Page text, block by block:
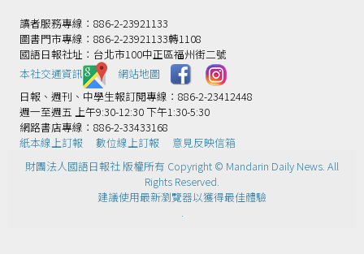
讀者服務專線：886-2-23921133
圖書門市專線：886-2-23921133轉1108
國語日報社址：台北市100中正區福州街二號
本社交通資訊️
網站地圖
日報、週刊、中學生報訂閱專線：886-2-23412448
週一至週五 上午9:30-12:30 下午1:30-5:30
網路書店專線：886-2-33433168
紙本線上訂報
數位線上訂報
意見反映信箱
財團法人國語日報社 版權所有 Copyright © Mandarin Daily News. All
Rights Reserved.
建議使用最新瀏覽器以獲得最佳體驗
.